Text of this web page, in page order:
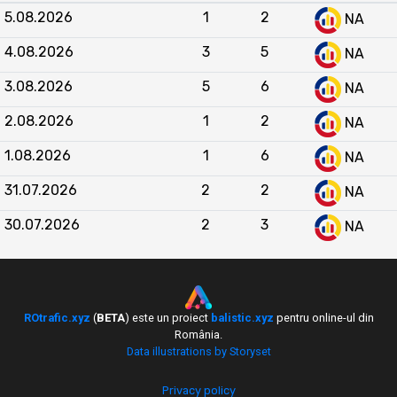
semnificativ (103 vs 1014). Pe ansamblul celor 12
luni, Neurococi înregistrează o performanță medie
comparabilă cu fortareata-otaku.moe, alternând
luni de supremație cu perioade în care este
depășit. Tendința generală arată o concurență
strânsă între cele două site-uri, fără o dominanță
clară pe termen lung.
5.08.2026
1 2
NA
4.08.2026
3 5
NA
3.08.2026
5 6
NA
2.08.2026
1 2
NA
1.08.2026
1 6
NA
31.07.2026
2 2
NA
30.07.2026
2 3 NA
ROtrafic.xyz (BETA) este un proiect balistic.xyz pentru online-ul din
România.
Data illustrations by Storyset
Privacy policy